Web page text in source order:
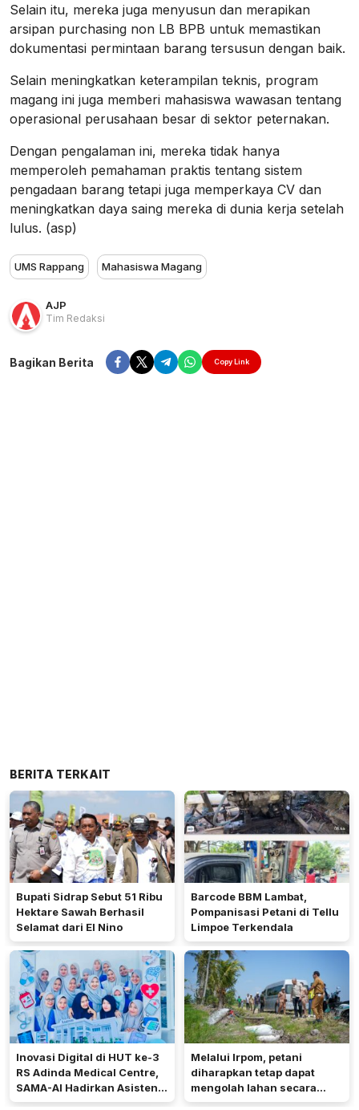
Selain itu, mereka juga menyusun dan merapikan
arsipan purchasing non LB BPB untuk memastikan
dokumentasi permintaan barang tersusun dengan baik.
Selain meningkatkan keterampilan teknis, program
magang ini juga memberi mahasiswa wawasan tentang
operasional perusahaan besar di sektor peternakan.
Dengan pengalaman ini, mereka tidak hanya
memperoleh pemahaman praktis tentang sistem
pengadaan barang tetapi juga memperkaya CV dan
meningkatkan daya saing mereka di dunia kerja setelah
lulus. (asp)
UMS Rappang Mahasiswa Magang
AJP
Tim Redaksi
Bagikan Berita Copy Link
BERITA TERKAIT
Bupati Sidrap Sebut 51 Ribu
Hektare Sawah Berhasil
Selamat dari El Nino
Barcode BBM Lambat,
Pompanisasi Petani di Tellu
Limpoe Terkendala
Inovasi Digital di HUT ke-3
RS Adinda Medical Centre,
SAMA-AI Hadirkan Asisten
Gizi Berbasis AI
Melalui Irpom, petani
diharapkan tetap dapat
mengolah lahan secara
optimal meski di tengah